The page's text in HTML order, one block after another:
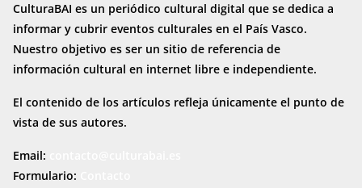
CulturaBAI es un periódico cultural digital que se dedica a
informar y cubrir eventos culturales en el País Vasco.
Nuestro objetivo es ser un sitio de referencia de
información cultural en internet libre e independiente.
El contenido de los artículos refleja únicamente el punto de
vista de sus autores.
Email:
Formulario: